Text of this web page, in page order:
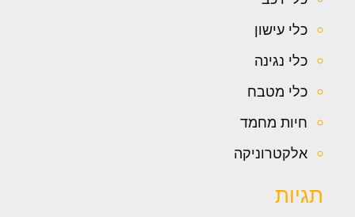
כלי עישון
כלי נגינה
כלי מטבח
חיות מחמד
אלקטרוניקה
תגיות